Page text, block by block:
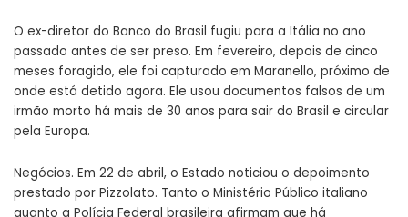
O ex-diretor do Banco do Brasil fugiu para a Itália no ano
passado antes de ser preso. Em fevereiro, depois de cinco
meses foragido, ele foi capturado em Maranello, próximo de
onde está detido agora. Ele usou documentos falsos de um
irmão morto há mais de 30 anos para sair do Brasil e circular
pela Europa.
Negócios. Em 22 de abril, o Estado noticiou o depoimento
prestado por Pizzolato. Tanto o Ministério Público italiano
quanto a Polícia Federal brasileira afirmam que há